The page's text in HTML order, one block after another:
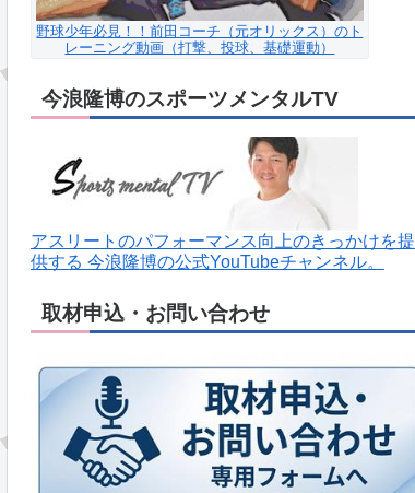
野球少年必見！！前田コーチ（元オリックス）のト
レーニング動画（打撃、投球、基礎運動）
今浪隆博のスポーツメンタルTV
アスリートのパフォーマンス向上のきっかけを提
供する 今浪隆博の公式YouTubeチャンネル。
取材申込・お問い合わせ